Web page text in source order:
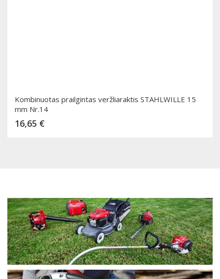
Kombinuotas prailgintas veržliaraktis STAHLWILLE 15
mm Nr.14
16,65 €